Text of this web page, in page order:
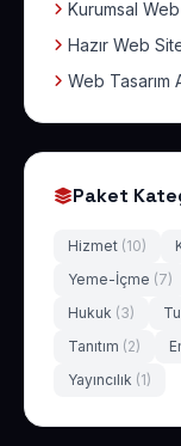
Kurumsal Web
Hazır Web
Web Tasarım
Paket
Hizmet (10)
Yeme-İçme (7)
Hukuk (3)
Tanıtım (2)
Yayıncılık (1)